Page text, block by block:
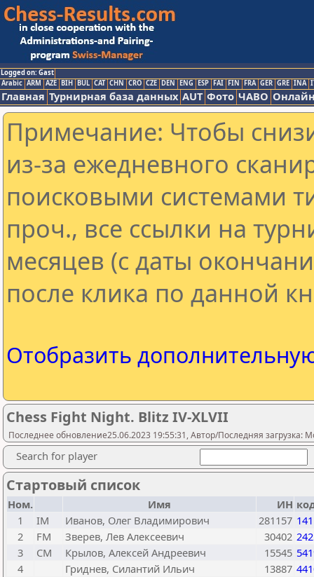
Logged on: Gast
Arabic ARM AZE BIH BUL CAT CHN CRO CZE DEN ENG ESP FAI FIN FRA GER GRE INA
Главная Турнирная база данных AUT Фото ЧАВО
Примечание: Чтобы
из-за ежедневного
поисковыми системами
проч., все ссылки на
месяцев (с даты
после клика по данной
Отобразить
Chess Fight Night. Blitz IV-XLVII
Последнее обновление25.06.2023 19:55:31, Автор/Последняя загрузка:
Search for player
Стартовый список
Ном. Имя ИН
1
IM Иванов, Олег Владимирович 281157
2
FM Зверев, Лев Алексеевич 30402
3
CM Крылов, Алексей Андреевич 15545
4
Гриднев, Силантий Ильич 13887